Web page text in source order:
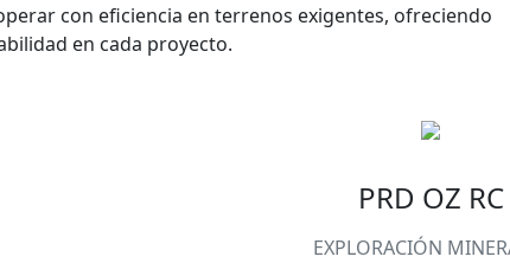
con eficiencia en terrenos exigentes, ofreciendo
en cada proyecto.
PRD OZ RC
EXPLORACIÓN